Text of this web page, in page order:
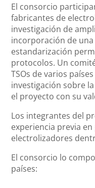
El consorcio
fabricantes de
investigación de
incorporación de
estandarización
protocolos. Un
TSOs de varios
investigación sobre
el proyecto con su
Los integrantes del
experiencia previa
electrolizadores
El consorcio lo
países: